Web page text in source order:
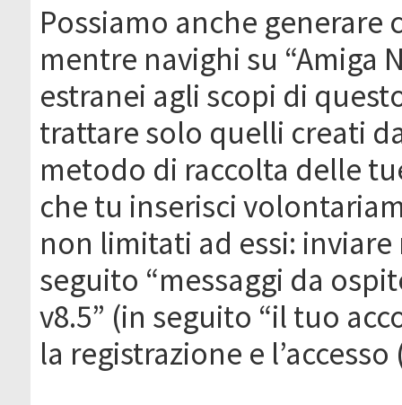
Possiamo anche
mentre navighi su “Amiga
estranei agli scopi di
trattare solo quelli creati
metodo di raccolta delle
che tu inserisci
non limitati ad essi:
seguito “messaggi da
v8.5” (in seguito “il tuo
la registrazione e